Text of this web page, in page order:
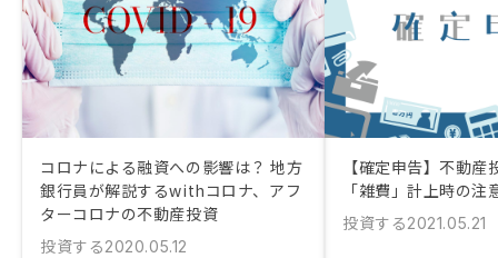
コロナによる融資への影響は？ 地方
銀行員が解説するwithコロナ、アフ
ターコロナの不動産投資
投資する2020.05.12
【確定申告】不動産
「雑費」計上時の注
投資する2021.05.21